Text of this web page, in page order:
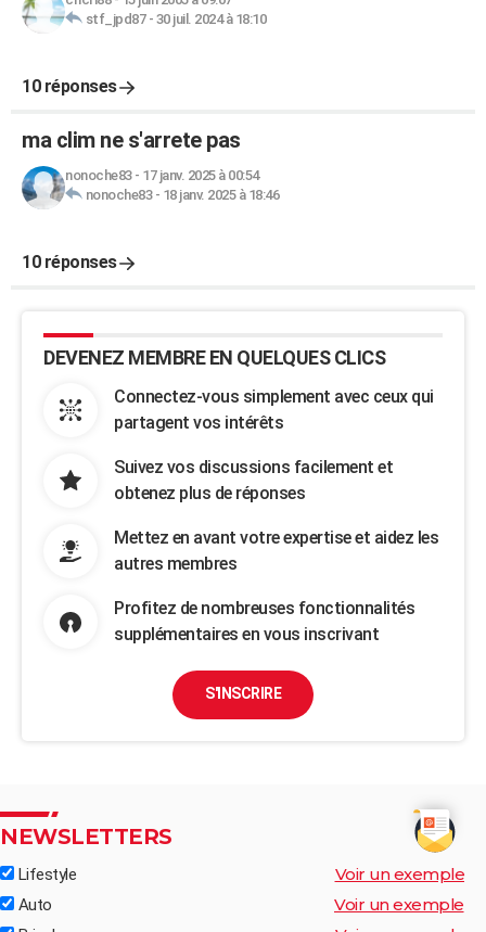
stf_jpd87- 30 juil. 2024 à 18:10
10 réponses
ma clim ne s'arrete pas
nonoche83- 17 janv. 2025 à 00:54
nonoche83- 18 janv. 2025 à 18:46
10 réponses
DEVENEZ MEMBRE EN QUELQUES CLICS
Connectez-vous simplement avec ceux qui
partagent vos intérêts
Suivez vos discussions facilement et
obtenez plus de réponses
Mettez en avant votre expertise et aidez les
autres membres
Profitez de nombreuses fonctionnalités
supplémentaires en vous inscrivant
S'INSCRIRE
NEWSLETTERS
Lifestyle Voir un exemple
Auto Voir un exemple